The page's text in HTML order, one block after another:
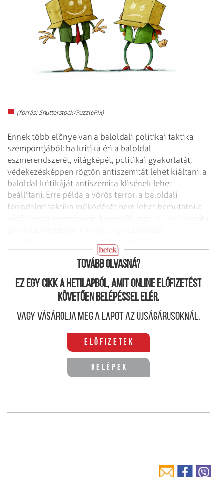
(forrás: Shutterstock/PuzzlePix)
Ennek több előnye van a baloldali politikai taktika
szempontjából: ha kritika éri a baloldal
eszmerendszerét, világképét, politikai gyakorlatát,
védekezésképpen rögtön antiszemitát lehet kiáltani, a
baloldal kritikáját antiszemita klisének lehet
beállítani. Erre példa a vörös terror: a baloldali
forradalmi taktika működését nem lehet bemutatni a
egyébként üdvös társadalmi kritika látóköréből.
Tovább olvasná?
Ez egy cikk a hetilapból, amit online előfizetést
követően belépéssel elér.
Vagy vásárolja meg a lapot az újságárusoknál.
Előfizetek
Belépek